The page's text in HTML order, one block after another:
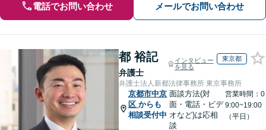
電話でお問い合わせ メールでお問い合わせ
都 裕記
弁護士
インタビュー
を見る
東京都
弁護士法人新都法律事務所 東京事務所
京都市中京
区 からも
相談受付中
面談方法(対
面・電話・ビデ
オなど)は応相
談
営業時間：0
9:00~19:00
（平日）